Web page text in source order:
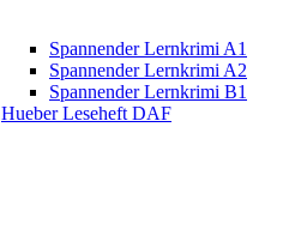
Spannender Lernkrimi A1
Spannender Lernkrimi A2
Spannender Lernkrimi B1
Hueber Leseheft DAF